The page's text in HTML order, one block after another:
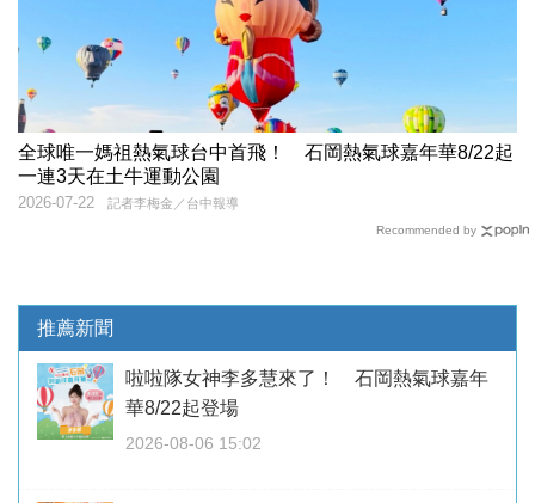
全球唯一媽祖熱氣球台中首飛！ 石岡熱氣球嘉年華8/22起
一連3天在土牛運動公園
記者李梅金／台中報導
2026-07-22
Recommended by
推薦新聞
啦啦隊女神李多慧來了！ 石岡熱氣球嘉年
華8/22起登場
2026-08-06 15:02